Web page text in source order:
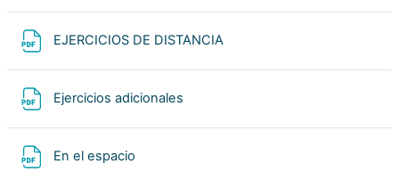
EJERCICIOS DE DISTANCIA
Ejercicios adicionales
En el espacio